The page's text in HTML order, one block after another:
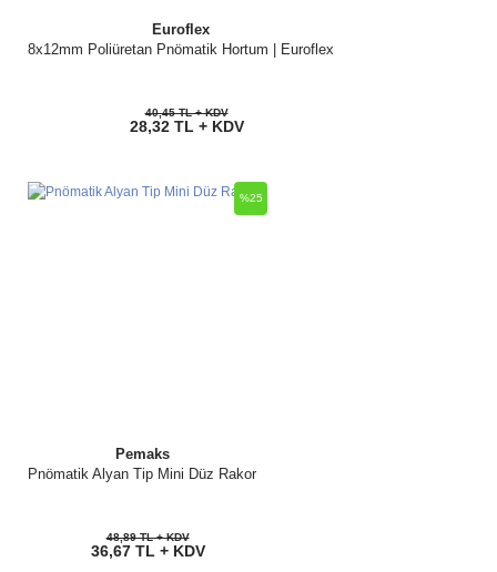
Euroflex
8x12mm Poliüretan Pnömatik Hortum | Euroflex
40,45 TL + KDV
28,32 TL + KDV
Pemaks
Pnömatik Alyan Tip Mini Düz Rakor
%25
48,89 TL + KDV
36,67 TL + KDV